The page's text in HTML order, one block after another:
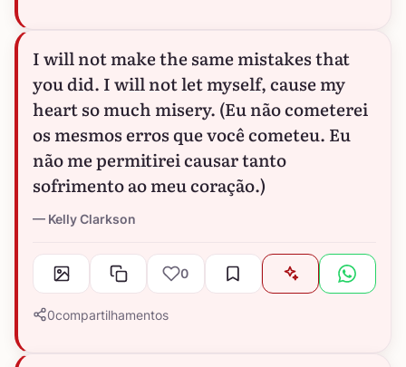
I will not make the same mistakes that
you did. I will not let myself, cause my
heart so much misery. (Eu não cometerei
os mesmos erros que você cometeu. Eu
não me permitirei causar tanto
sofrimento ao meu coração.)
Kelly Clarkson
0
0compartilhamentos